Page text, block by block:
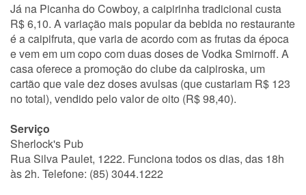
Já na Picanha do Cowboy, a caipirinha tradicional custa
R$ 6,10. A variação mais popular da bebida no restaurante
é a caipifruta, que varia de acordo com as frutas da época
e vem em um copo com duas doses de Vodka Smirnoff. A
casa oferece a promoção do clube da caipiroska, um
cartão que vale dez doses avulsas (que custariam R$ 123
no total), vendido pelo valor de oito (R$ 98,40).
Serviço
Sherlock's Pub
Rua Silva Paulet, 1222. Funciona todos os dias, das 18h
às 2h. Telefone: (85) 3044.1222